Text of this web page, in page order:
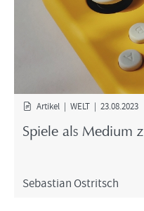
Ar­ti­kel | WELT | 23.08.2023
Spie­le als Me­di­um
Se­bas­ti­an Ost­rit­sch